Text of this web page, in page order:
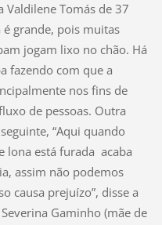
Valdilene Tomás de 37
grande, pois muitas
jogam lixo no chão. Há
fazendo com que a
nos fins de
de pessoas. Outra
“Aqui quando
lona está furada acaba
assim não podemos
causa prejuízo”, disse a
Gaminho (mãe de